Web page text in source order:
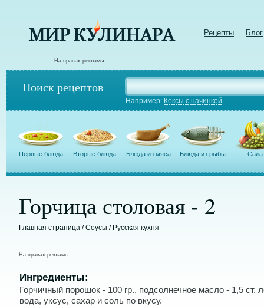
Рецепты Блог
На правах рекламы:
Поиск рецептов
Например: Кексы с начинкой
Первые блюда Вторые блюда Блюда из мяса Блюда из рыбы
Горчица столовая - 2
Главная страница /Соусы / Русская кухня
На правах рекламы:
Ингредиенты:
Горчичный порошок - 100 гр., подсолнечное масло - 1,5 ст.
вода, уксус, сахар и соль по вкусу.